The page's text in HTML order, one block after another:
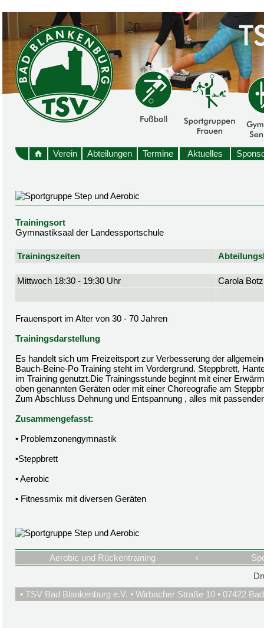
Verein Abteilungen Termine Aktuelles
Trainingsort
Gymnastiksaal der Landessportschule
Trainingszeiten
Mittwoch 18:30 - 19:30 Uhr Carola
Frauensport im Alter von 30 - 70 Jahren
Trainingsdarstellung
Es handelt sich um Freizeitsport zur Verbesserung der
Bauch-Beine-Po Training steht im Vordergrund. Steppbrett,
im Training genutzt.Die Trainingsstunde beginnt mit einer
oben genannten Geräten oder mit einer Choreografie am
Zum Abschluss Dehnung und Entspannung , alles mit
Zusammengefasst:
• Problemzonengymnastik
•Steppbrett
• Aerobic
• Fitnessmix mit diversen Geräten
Aerobic und Rückentraining ‹
• TSV Bad Blankenburg e.V. • Wirbacher Straße 10 • 07422